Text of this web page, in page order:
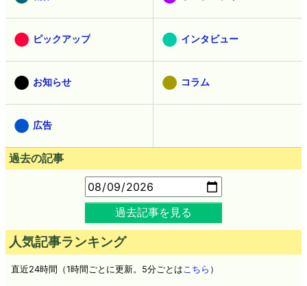
ピックアップ インタビュー
お知らせ コラム
広告
過去の記事
過去記事を見る
人気記事ランキング
直近24時間（1時間ごとに更新。5分ごとはこちら ）